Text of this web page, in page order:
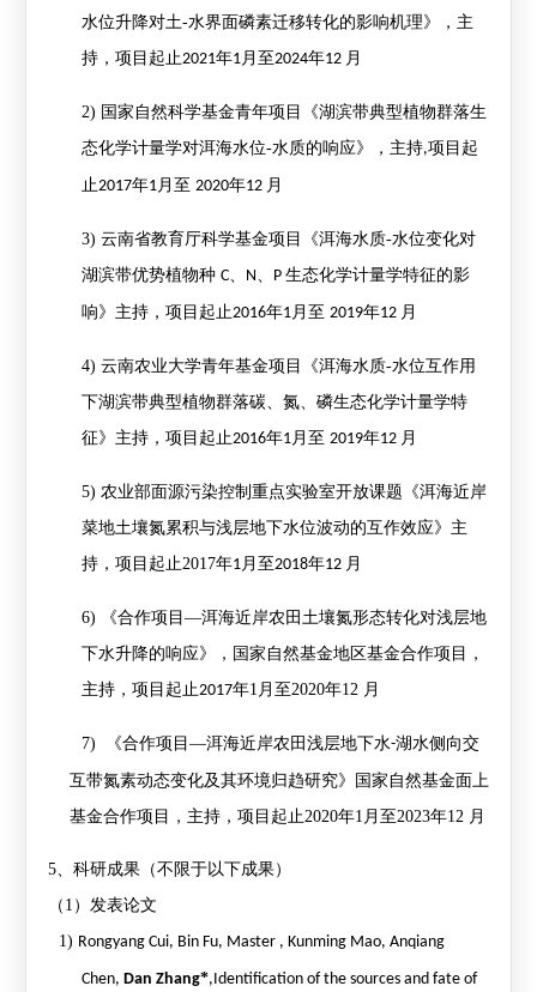
水位升降对土-水界面磷素迁移转化的影响机理》，主
持，项目起止2021年1 月至2024年12 月
2) 国家自然科学基金青年项目《湖滨带典型植物群落生
态化学计量学对洱海水位-水质的响应》，主持,项目起
止2017年1 月至 2020年12 月
3) 云南省教育厅科学基金项目《洱海水质-水位变化对
湖滨带优势植物种 C、 N P 生态化学计量学特征的影
响》主持，项目起止2016年1 月至 2019年12 月
4) 云南农业大学青年基金项目《洱海水质-水位互作用
下湖滨带典型植物群落碳、氮、磷生态化学计量学特
征》主持，项目起止2016年1 月至 2019年12 月
5) 农业部面源污染控制重点实验室开放课题《洱海近岸
菜地土壤氮累积与浅层地下水位波动的互作效应》主
持，项目起止 2017年1 月至2018年12 月
6) 《合作项目 —洱海近岸农田土壤氮形态转化对浅层地
下水升降的响应》，国家自然基金地区基金合作项目，
主持，项目起止2017年1 月至2020年12 月
7) 《合作项目 —洱海近岸农田浅层地下水-湖水侧向交
互带氮素动态变化及其环境归趋研究》国家自然基金面上
基金合作项目，主持 ，项目起止 2020年1 月至2023年12 月
5、科研成果（不限于以下成果）
（ 1 ）发表论文
1) Rongyang Cui, Bin Fu, Master , Kunming Mao, Anqiang
Chen, Dan Zhang*,Identification of the sources and fate of